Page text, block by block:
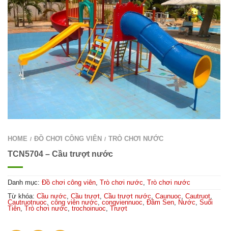
HOME / ĐỒ CHƠI CÔNG VIÊN / TRÒ CHƠI NƯỚC
TCN5704 – Cầu trượt nước
Danh mục: Đồ chơi công viên, Trò chơi nước, Trò chơi nước
Từ khóa: Cầu nước, Cầu trượt, Cầu trượt nước, Caunuoc, Cautruot,
Cautruotnuoc, công viên nước, congviennuoc, Đầm Sen, Nước, Suối
Tiên, Trò chơi nước, trochoinuoc, Trượt